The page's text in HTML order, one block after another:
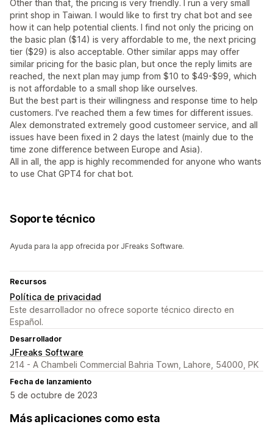
Other than that, the pricing is very friendly. I run a very small
print shop in Taiwan. I would like to first try chat bot and see
how it can help potential clients. I find not only the pricing on
the basic plan ($14) is very affordable to me, the next pricing
tier ($29) is also acceptable. Other similar apps may offer
similar pricing for the basic plan, but once the reply limits are
reached, the next plan may jump from $10 to $49-$99, which
is not affordable to a small shop like ourselves.
But the best part is their willingness and response time to help
customers. I've reached them a few times for different issues.
Alex demonstrated extremely good customeer service, and all
issues have been fixed in 2 days the latest (mainly due to the
time zone difference between Europe and Asia).
All in all, the app is highly recommended for anyone who wants
to use Chat GPT4 for chat bot.
Soporte técnico
Ayuda para la app ofrecida por JFreaks Software.
Recursos
Política de privacidad
Este desarrollador no ofrece soporte técnico directo en
Español.
Desarrollador
JFreaks Software
214 - A Chambeli Commercial Bahria Town, Lahore, 54000, PK
Fecha de lanzamiento
5 de octubre de 2023
Más aplicaciones como esta